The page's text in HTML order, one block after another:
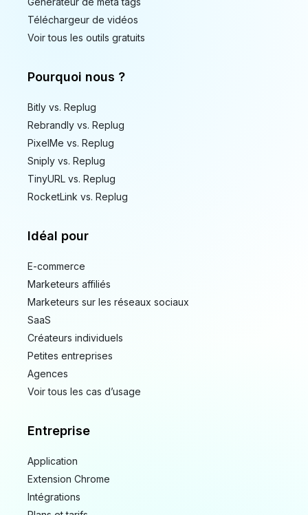
Téléchargeur de vidéos
Voir tous les outils gratuits
Pourquoi nous ?
Bitly vs. Replug
Rebrandly vs. Replug
PixelMe vs. Replug
Sniply vs. Replug
TinyURL vs. Replug
RocketLink vs. Replug
Idéal pour
E-commerce
Marketeurs affiliés
Marketeurs sur les réseaux sociaux
SaaS
Créateurs individuels
Petites entreprises
Agences
Voir tous les cas d’usage
Entreprise
Application
Extension Chrome
Intégrations